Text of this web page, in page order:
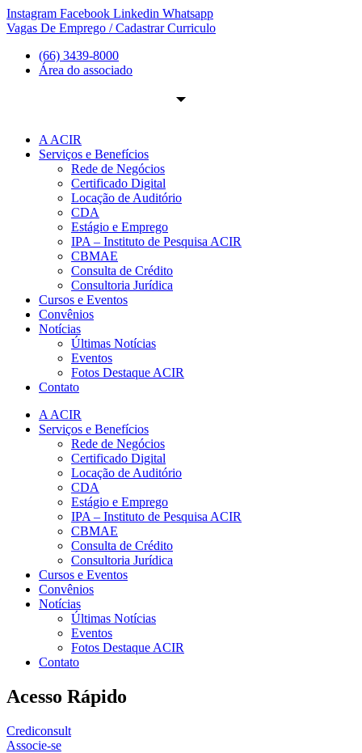
Ir
para
conteúdo
Instagram Facebook Linkedin Whatsapp
Vagas De Emprego / Cadastrar Curriculo
(66) 3439-8000
Área do associado
A ACIR
Serviços e Benefícios
Rede de Negócios
Certificado Digital
Locação de Auditório
CDA
Estágio e Emprego
IPA – Instituto de Pesquisa ACIR
CBMAE
Consulta de Crédito
Consultoria Jurídica
Cursos e Eventos
Convênios
Notícias
Últimas Notícias
Eventos
Fotos Destaque ACIR
Contato
A ACIR
Serviços e Benefícios
Rede de Negócios
Certificado Digital
Locação de Auditório
CDA
Estágio e Emprego
IPA – Instituto de Pesquisa ACIR
CBMAE
Consulta de Crédito
Consultoria Jurídica
Cursos e Eventos
Convênios
Notícias
Últimas Notícias
Eventos
Fotos Destaque ACIR
Contato
Acesso Rápido
Crediconsult
Associe-se